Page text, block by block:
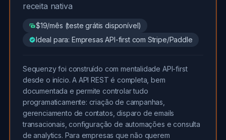
receita nativa
$19/mês (teste grátis disponível)
Ideal para: Empresas API-first com Stripe/Paddle
Sequenzy foi construído com mentalidade API-first
desde o início. A API REST é completa, bem
documentada e permite controlar tudo
programaticamente: criação de campanhas,
gerenciamento de contatos, disparo de emails
transacionais, configuração de automações e consulta
de analytics. Para empresas que não querem